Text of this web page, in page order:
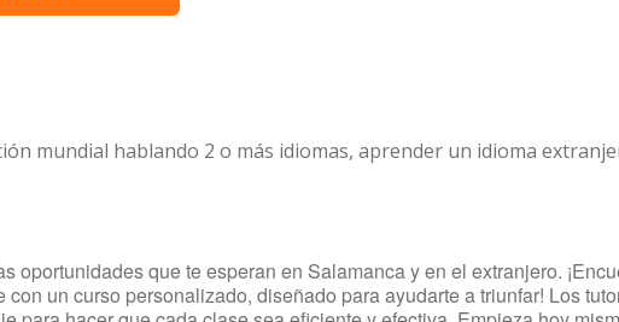
mundial hablando 2 o más idiomas, aprender un idioma
oportunidades que te esperan en Salamanca y en el extranjero.
un curso personalizado, diseñado para ayudarte a triunfar! Los